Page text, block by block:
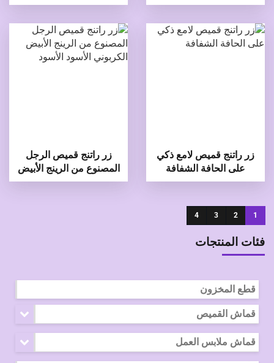
زر راتنج قميص لامع ذكي
على الحافة الشفافة
زر راتنج قميص الرجل
المصنوع من الرينج الأبيض
الكربوني الأسود الأسود
1
2
3
4
فئات المنتجات
قطع المخزون
قماش القميص
قماش ملابس العمل